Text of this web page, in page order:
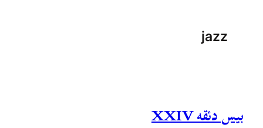
jazz
بیس دئقه XXIV